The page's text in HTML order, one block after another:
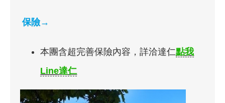
保險→
本團含超完善保險內容，詳洽達仁點我
Line達仁